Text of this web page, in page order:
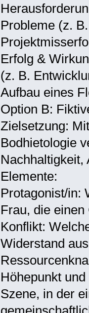
Probleme (z.
Erfolg &
(z. B.
Aufbau eines
Option B:
Zielsetzung:
Bodhietologie
Nachhaltigkeit,
Elemente:
Protagonist/in:
Frau, die
Konflikt:
Widerstand
Höhepunkt
Szene, in der